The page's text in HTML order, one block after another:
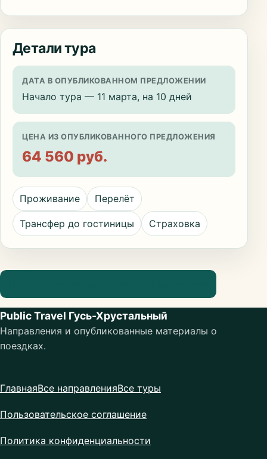
Детали тура
ДАТА В ОПУБЛИКОВАННОМ ПРЕДЛОЖЕНИИ
Начало тура — 11 марта, на 10 дней
ЦЕНА ИЗ ОПУБЛИКОВАННОГО ПРЕДЛОЖЕНИЯ
64 560 руб.
Проживание Перелёт
Трансфер до гостиницы Страховка
Public Travel Гусь-Хрустальный
Направления и опубликованные материалы о
поездках.
ГлавнаяВсе направленияВсе туры
Пользовательское соглашение
Политика конфиденциальности